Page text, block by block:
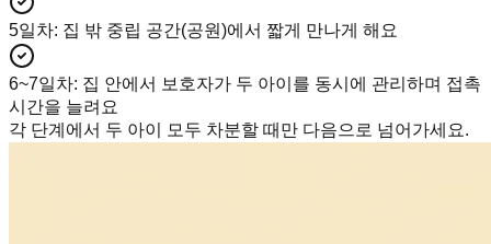
5일차: 집 밖 중립 공간(공원)에서 짧게 만나게 해요
6~7일차: 집 안에서 보호자가 두 아이를 동시에 관리하며 접촉
시간을 늘려요
각 단계에서 두 아이 모두 차분할 때만 다음으로 넘어가세요.